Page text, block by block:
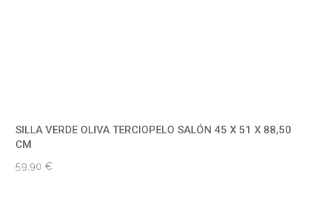
SILLA VERDE OLIVA TERCIOPELO SALÓN 45 X 51 X 88,50
CM
59,90€